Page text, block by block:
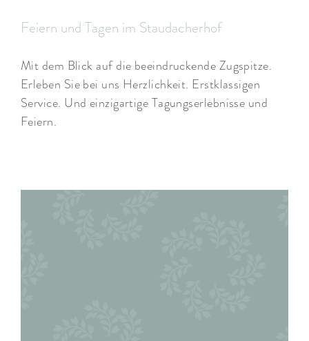
Feiern und Tagen im Staudacherhof
Mit dem Blick auf die beeindruckende Zugspitze.
Erleben Sie bei uns Herzlichkeit. Erstklassigen
Service. Und einzigartige Tagungserlebnisse und
Feiern.